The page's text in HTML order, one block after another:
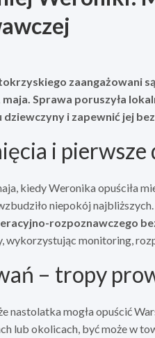
zaangażowani
Sprawa poruszyła
i zapewnić jej
i pierwsze
kiedy Weronika opuściła
niepokój najbliższych.
rozpoznawczego
wykorzystując monitoring,
– tropy
nastolatka mogła opuścić
lub okolicach, być może w